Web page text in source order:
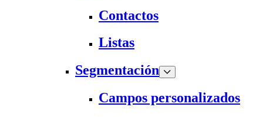
Contactos
Listas
Segmentación
Campos personalizados